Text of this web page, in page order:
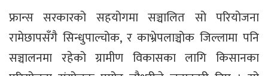
फ्रान्स सरकारको सहयोगमा सञ्चालित सो परियोजना
रामेछापसँगै सिन्धुपाल्चोक, र काभ्रेपलाञ्चोक जिल्लामा पनि
सञ्चालनमा रहेको ग्रामीण विकासका लागि किसानका